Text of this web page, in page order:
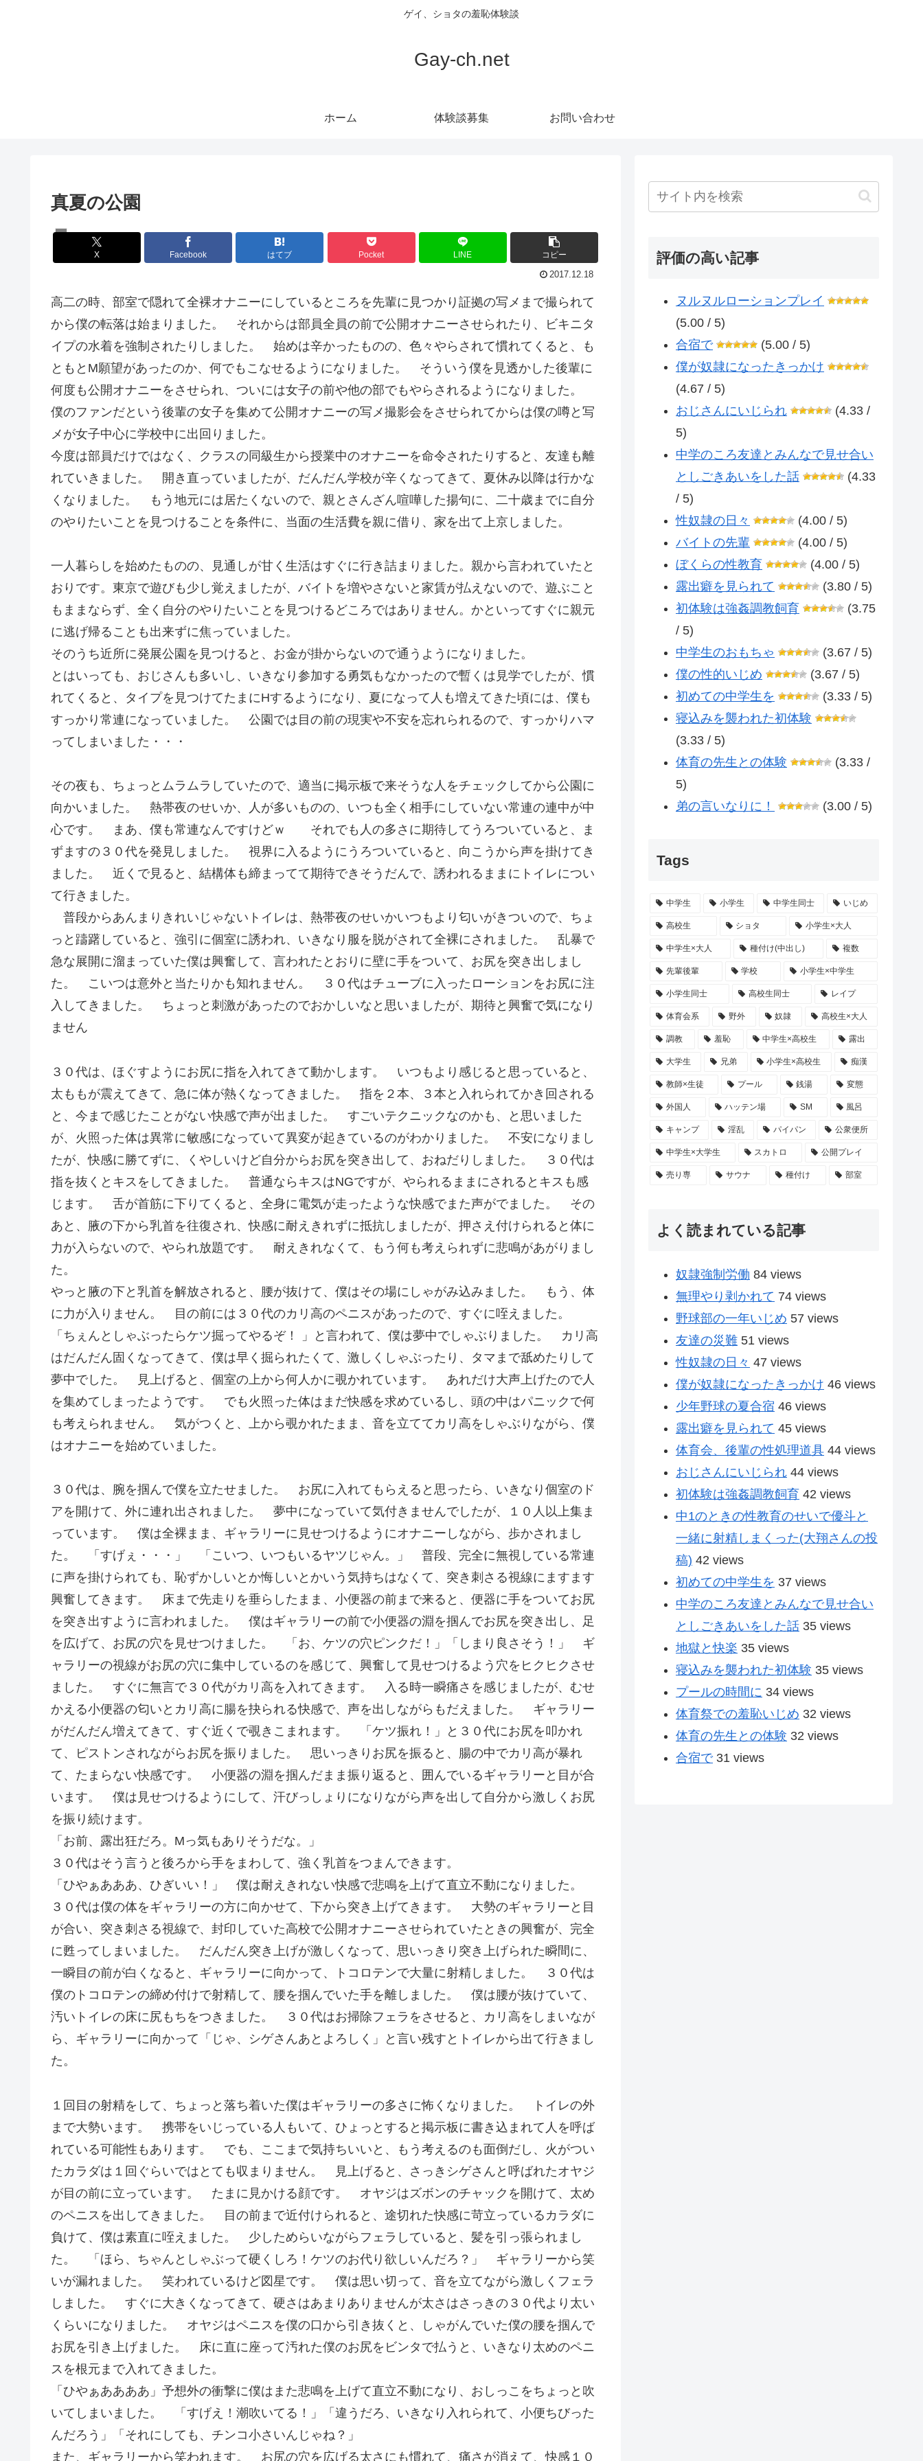
ゲイ、ショタの羞恥体験談
Gay-ch.net
ホーム 体験談募集 お問い合わせ
真夏の公園
X Facebook はてブ Pocket LINE コピー
2017.12.18
高二の時、部室で隠れて全裸オナニーにしているところを先輩に見つかり証拠の写メまで撮られて
から僕の転落は始まりました。 それからは部員全員の前で公開オナニーさせられたり、ビキニタ
イプの水着を強制されたりしました。 始めは辛かったものの、色々やらされて慣れてくると、も
ともとM願望があったのか、何でもこなせるようになりました。 そういう僕を見透かした後輩に
何度も公開オナニーをさせられ、ついには女子の前や他の部でもやらされるようになりました。
僕のファンだという後輩の女子を集めて公開オナニーの写メ撮影会をさせられてからは僕の噂と写
メが女子中心に学校中に出回りました。
今度は部員だけではなく、クラスの同級生から授業中のオナニーを命令されたりすると、友達も離
れていきました。 開き直っていましたが、だんだん学校が辛くなってきて、夏休み以降は行かな
くなりました。 もう地元には居たくないので、親とさんざん喧嘩した揚句に、二十歳までに自分
のやりたいことを見つけることを条件に、当面の生活費を親に借り、家を出て上京しました。
一人暮らしを始めたものの、見通しが甘く生活はすぐに行き詰まりました。親から言われていたと
おりです。東京で遊びも少し覚えましたが、バイトを増やさないと家賃が払えないので、遊ぶこと
もままならず、全く自分のやりたいことを見つけるどころではありません。かといってすぐに親元
に逃げ帰ることも出来ずに焦っていました。
そのうち近所に発展公園を見つけると、お金が掛からないので通うようになりました。
とはいっても、おじさんも多いし、いきなり参加する勇気もなかったので暫くは見学でしたが、慣
れてくると、タイプを見つけてたまにHするようになり、夏になって人も増えてきた頃には、僕も
すっかり常連になっていました。 公園では目の前の現実や不安を忘れられるので、すっかりハマ
ってしまいました・・・
その夜も、ちょっとムラムラしていたので、適当に掲示板で来そうな人をチェックしてから公園に
向かいました。 熱帯夜のせいか、人が多いものの、いつも全く相手にしていない常連の連中が中
心です。 まあ、僕も常連なんですけどｗ それでも人の多さに期待してうろついていると、ま
ずますの３０代を発見しました。 視界に入るようにうろついていると、向こうから声を掛けてき
ました。 近くで見ると、結構体も締まってて期待できそうだんで、誘われるままにトイレについ
て行きました。
普段からあんまりきれいじゃないトイレは、熱帯夜のせいかいつもより匂いがきついので、ちょ
っと躊躇していると、強引に個室に誘われ、いきなり服を脱がされて全裸にされました。 乱暴で
急な展開に溜まっていた僕は興奮して、言われたとおりに壁に手をついて、お尻を突き出しまし
た。 こいつは意外と当たりかも知れません。 ３０代はチューブに入ったローションをお尻に注
入してきました。 ちょっと刺激があったのでおかしいなと思いましたが、期待と興奮で気になり
ません
３０代は、ほぐすようにお尻に指を入れてきて動かします。 いつもより感じると思っていると、
太ももが震えてきて、急に体が熱くなってきました。 指を２本、３本と入れられてかき回される
と、今まで感じたことがない快感で声が出ました。 すごいテクニックなのかも、と思いました
が、火照った体は異常に敏感になっていて異変が起きているのがわかりました。 不安になりまし
たが、快感に勝てずに、くやしいけど自分からお尻を突き出して、おねだりしました。 ３０代は
指を抜くとキスをしてきました。 普通ならキスはNGですが、やられるままにされるとキスも感
じます。 舌が首筋に下りてくると、全身に電気が走ったような快感でまた声がでました。 その
あと、腋の下から乳首を往復され、快感に耐えきれずに抵抗しましたが、押さえ付けられると体に
力が入らないので、やられ放題です。 耐えきれなくて、もう何も考えられずに悲鳴があがりまし
た。
やっと腋の下と乳首を解放されると、腰が抜けて、僕はその場にしゃがみ込みました。 もう、体
に力が入りません。 目の前には３０代のカリ高のペニスがあったので、すぐに咥えました。
「ちぇんとしゃぶったらケツ掘ってやるぞ！ 」と言われて、僕は夢中でしゃぶりました。 カリ高
はだんだん固くなってきて、僕は早く掘られたくて、激しくしゃぶったり、タマまで舐めたりして
夢中でした。 見上げると、個室の上から何人かに覗かれています。 あれだけ大声上げたので人
を集めてしまったようです。 でも火照った体はまだ快感を求めているし、頭の中はパニックで何
も考えられません。 気がつくと、上から覗かれたまま、音を立ててカリ高をしゃぶりながら、僕
はオナニーを始めていました。
３０代は、腕を掴んで僕を立たせました。 お尻に入れてもらえると思ったら、いきなり個室のド
アを開けて、外に連れ出されました。 夢中になっていて気付きませんでしたが、１０人以上集ま
っています。 僕は全裸まま、ギャラリーに見せつけるようにオナニーしながら、歩かされまし
た。 「すげぇ・・・」 「こいつ、いつもいるヤツじゃん。」 普段、完全に無視している常連
に声を掛けられても、恥ずかしいとか悔しいとかいう気持ちはなくて、突き刺さる視線にますます
興奮してきます。 床まで先走りを垂らしたまま、小便器の前まで来ると、便器に手をついてお尻
を突き出すように言われました。 僕はギャラリーの前で小便器の淵を掴んでお尻を突き出し、足
を広げて、お尻の穴を見せつけました。 「お、ケツの穴ピンクだ！」「しまり良さそう！」 ギ
ャラリーの視線がお尻の穴に集中しているのを感じて、興奮して見せつけるよう穴をヒクヒクさせ
ました。 すぐに無言で３０代がカリ高を入れてきます。 入る時一瞬痛さを感じましたが、むせ
かえる小便器の匂いとカリ高に腸を抉られる快感で、声を出しながらもだえました。 ギャラリー
がだんだん増えてきて、すぐ近くで覗きこまれます。 「ケツ振れ！」と３０代にお尻を叩かれ
て、ピストンされながらお尻を振りました。 思いっきりお尻を振ると、腸の中でカリ高が暴れ
て、たまらない快感です。 小便器の淵を掴んだまま振り返ると、囲んでいるギャラリーと目が合
います。 僕は見せつけるようにして、汗びっしょりになりながら声を出して自分から激しくお尻
を振り続けます。
「お前、露出狂だろ。Mっ気もありそうだな。」
３０代はそう言うと後ろから手をまわして、強く乳首をつまんできます。
「ひやぁあああ、ひぎいい！」 僕は耐えきれない快感で悲鳴を上げて直立不動になりました。
３０代は僕の体をギャラリーの方に向かせて、下から突き上げてきます。 大勢のギャラリーと目
が合い、突き刺さる視線で、封印していた高校で公開オナニーさせられていたときの興奮が、完全
に甦ってしまいました。 だんだん突き上げが激しくなって、思いっきり突き上げられた瞬間に、
一瞬目の前が白くなると、ギャラリーに向かって、トコロテンで大量に射精しました。 ３０代は
僕のトコロテンの締め付けで射精して、腰を掴んでいた手を離しました。 僕は腰が抜けていて、
汚いトイレの床に尻もちをつきました。 ３０代はお掃除フェラをさせると、カリ高をしまいなが
ら、ギャラリーに向かって「じゃ、シゲさんあとよろしく」と言い残すとトイレから出て行きまし
た。
１回目の射精をして、ちょっと落ち着いた僕はギャラリーの多さに怖くなりました。 トイレの外
まで大勢います。 携帯をいじっている人もいて、ひょっとすると掲示板に書き込まれて人を呼ば
れている可能性もあります。 でも、ここまで気持ちいいと、もう考えるのも面倒だし、火がつい
たカラダは１回ぐらいではとても収まりません。 見上げると、さっきシゲさんと呼ばれたオヤジ
が目の前に立っています。 たまに見かける顔です。 オヤジはズボンのチャックを開けて、太め
のペニスを出してきました。 目の前まで近付けられると、途切れた快感に苛立っているカラダに
負けて、僕は素直に咥えました。 少しためらいながらフェラしていると、髪を引っ張られまし
た。 「ほら、ちゃんとしゃぶって硬くしろ！ケツのお代り欲しいんだろ？」 ギャラリーから笑
いが漏れました。 笑われているけど図星です。 僕は思い切って、音を立てながら激しくフェラ
しました。 すぐに大きくなってきて、硬さはあまりありませんが太さはさっきの３０代より太い
くらいになりました。 オヤジはペニスを僕の口から引き抜くと、しゃがんでいた僕の腰を掴んで
お尻を引き上げました。 床に直に座って汚れた僕のお尻をビンタで払うと、いきなり太めのペニ
スを根元まで入れてきました。
「ひやぁああああ」予想外の衝撃に僕はまた悲鳴を上げて直立不動になり、おしっこをちょっと吹
いてしまいました。 「すげえ！潮吹いてる！」「違うだろ、いきなり入れられて、小便ちびった
んだろう」「それにしても、チンコ小さいんじゃね？」
また、ギャラリーから笑われます。 お尻の穴を広げる太さにも慣れて、痛さが消えて、快感１０
評価の高い記事
ヌルヌルローションプレイ
(5.00 / 5)
合宿で
(5.00 / 5)
僕が奴隷になったきっかけ
(4.67 / 5)
おじさんにいじられ
(4.33 /
5)
中学のころ友達とみんなで見せ合い
としごきあいをした話
(4.33
/ 5)
性奴隷の日々
(4.00 / 5)
バイトの先輩
(4.00 / 5)
ぼくらの性教育
(4.00 / 5)
露出癖を見られて
(3.80 / 5)
初体験は強姦調教飼育
(3.75
/ 5)
中学生のおもちゃ
(3.67 / 5)
僕の性的いじめ
(3.67 / 5)
初めての中学生を
(3.33 / 5)
寝込みを襲われた初体験
(3.33 / 5)
体育の先生との体験
(3.33 /
5)
弟の言いなりに！
(3.00 / 5)
Tags
中学生 小学生 中学生同士 いじめ
高校生 ショタ 小学生×大人
中学生×大人 種付け(中出し) 複数
先輩後輩 学校 小学生×中学生
小学生同士 高校生同士 レイプ
体育会系 野外 奴隷 高校生×大人
調教 羞恥 中学生×高校生 露出
大学生 兄弟 小学生×高校生 痴漢
教師×生徒 プール 銭湯 変態
外国人 ハッテン場 SM 風呂
キャンプ 淫乱 パイパン 公衆便所
中学生×大学生 スカトロ 公開プレイ
売り専 サウナ 種付け 部室
よく読まれている記事